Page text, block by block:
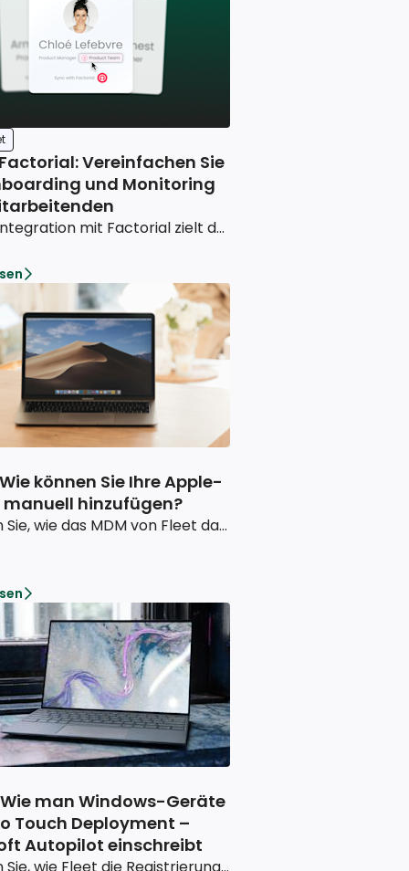
Vereinfachen Sie
und Monitoring
Unsere Integration mit Factorial zielt darauf ab, das HR-Management – von der Bereitstellung der Arbeitsmittel bis zum Onboarding – zu vereinfachen, zu automatisieren und zuverlässiger zu gestalten
können Sie Ihre Apple-
hinzufügen?
Erfahren Sie, wie das MDM von Fleet das Hinzufügen und Verwalten von Apple-Geräten vereinfacht. Mit einer bequemen manuellen Registrierung sorgt Fleet für Sicherheit und leichte Kontrolle Ihrer Unternehmensgeräte.
Wie man Windows-Geräte
Touch Deployment –
Autopilot einschreibt